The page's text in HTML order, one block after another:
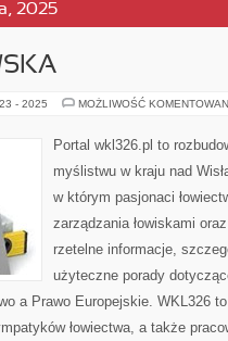
2025
- 2025 MOŻLIWOŚĆ
Portal wkl326.pl to
myślistwu w kraju nad
w którym pasjonaci
zarządzania łowiskami
rzetelne informacje,
użyteczne porady
a Prawo Europejskie. WKL326
łowiectwa, a także